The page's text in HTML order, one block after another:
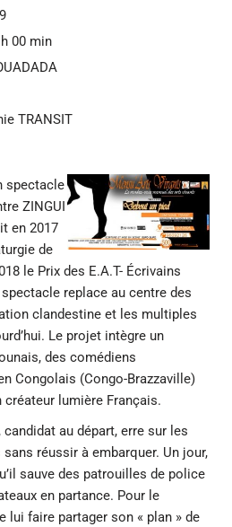
00 min
TRANSIT
spectacle
ZINGUI
en 2017
de
le Prix des E.A.T- Écrivains
replace au centre des
clandestine et les multiples
Le projet intègre un
des comédiens
Congolais (Congo-Brazzaville)
créateur lumière Français.
candidat au départ, erre sur les
réussir à embarquer. Un jour,
sauve des patrouilles de police
en partance. Pour le
lui faire partager son « plan » de